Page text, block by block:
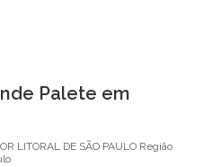
Palete em
LITORAL DE SÃO PAULO Região